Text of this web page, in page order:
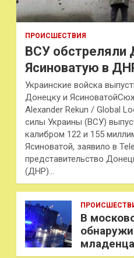
ПРОИСШЕСТВИЯ
ВСУ обстреляли
Ясиноватую в
Украинские войска
Донецку и
Alexander Rekun / Global
силы Украины (ВСУ)
калибром 122 и 155
Ясиноватой, заявило в
представительство
(ДНР)…
В
младенца